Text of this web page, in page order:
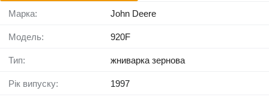
Марка: John Deere
Модель: 920F
Тип: жниварка зернова
Рік випуску: 1997